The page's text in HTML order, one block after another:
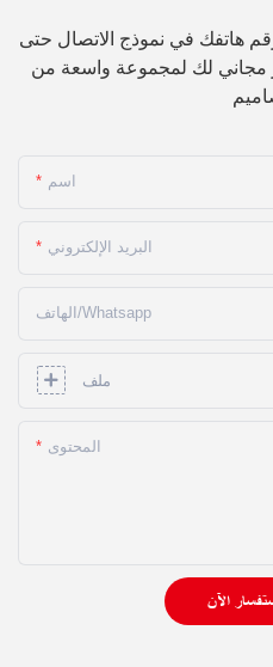
هاتفك في نموذج الاتصال حتى
لك لمجموعة واسعة من
اسم
البريد الإلكتروني
الهاتف/whatsapp
ملف
المحتوى
الآن